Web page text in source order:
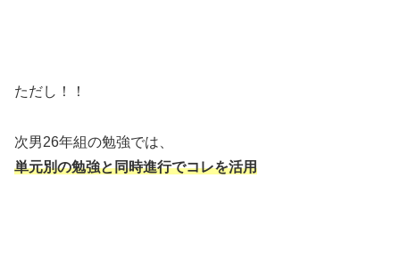
ただし！！
次男26年組の勉強では、
単元別の勉強と同時進行でコレを活用